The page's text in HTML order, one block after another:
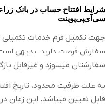
شرایط افتتاح حساب در بانک
سی‌آی‌پی‌پوینت
سفارش فرصت دارید. بدیهی
سفارشتان میسوزد و غیرقابل